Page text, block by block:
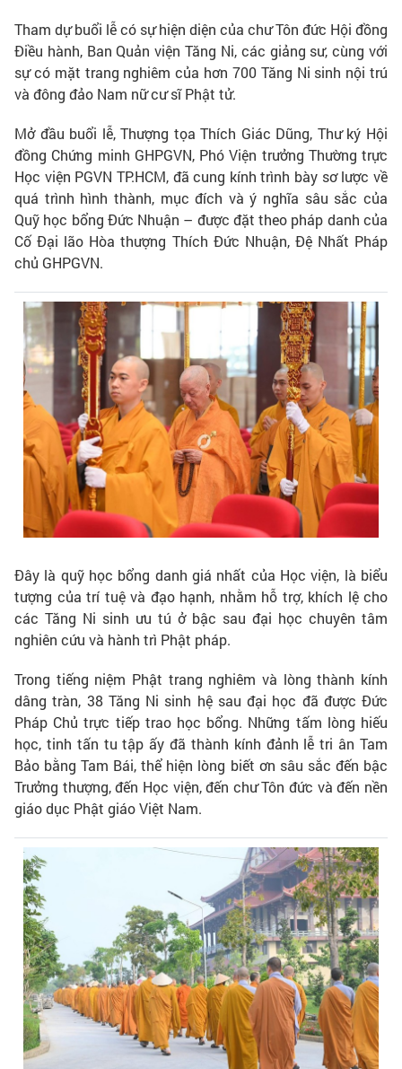
Tham dự buổi lễ có sự hiện diện của chư Tôn đức Hội đồng
Điều hành, Ban Quản viện Tăng Ni, các giảng sư, cùng với
sự có mặt trang nghiêm của hơn 700 Tăng Ni sinh nội trú
và đông đảo Nam nữ cư sĩ Phật tử.
Mở đầu buổi lễ, Thượng tọa Thích Giác Dũng, Thư ký Hội
đồng Chứng minh GHPGVN, Phó Viện trưởng Thường trực
Học viện PGVN TP.HCM, đã cung kính trình bày sơ lược về
quá trình hình thành, mục đích và ý nghĩa sâu sắc của
Quỹ học bổng Đức Nhuận – được đặt theo pháp danh của
Cố Đại lão Hòa thượng Thích Đức Nhuận, Đệ Nhất Pháp
chủ GHPGVN.
Đây là quỹ học bổng danh giá nhất của Học viện, là biểu
tượng của trí tuệ và đạo hạnh, nhằm hỗ trợ, khích lệ cho
các Tăng Ni sinh ưu tú ở bậc sau đại học chuyên tâm
nghiên cứu và hành trì Phật pháp.
Trong tiếng niệm Phật trang nghiêm và lòng thành kính
dâng tràn, 38 Tăng Ni sinh hệ sau đại học đã được Đức
Pháp Chủ trực tiếp trao học bổng. Những tấm lòng hiếu
học, tinh tấn tu tập ấy đã thành kính đảnh lễ tri ân Tam
Bảo bằng Tam Bái, thể hiện lòng biết ơn sâu sắc đến bậc
Trưởng thượng, đến Học viện, đến chư Tôn đức và đến nền
giáo dục Phật giáo Việt Nam.